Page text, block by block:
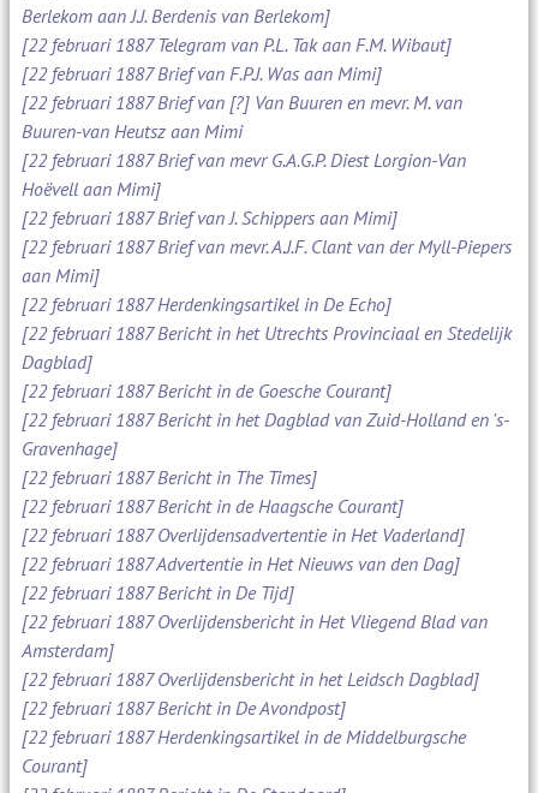
Berlekom aan J.J. Berdenis van Berlekom]
[22 februari 1887 Telegram van P.L. Tak aan F.M. Wibaut]
[22 februari 1887 Brief van F.P.J. Was aan Mimi]
[22 februari 1887 Brief van [?] Van Buuren en mevr. M. van
Buuren-van Heutsz aan Mimi
[22 februari 1887 Brief van mevr G.A.G.P. Diest Lorgion-Van
Hoëvell aan Mimi]
[22 februari 1887 Brief van J. Schippers aan Mimi]
[22 februari 1887 Brief van mevr. A.J.F. Clant van der Myll-Piepers
aan Mimi]
[22 februari 1887 Herdenkingsartikel in De Echo]
[22 februari 1887 Bericht in het Utrechts Provinciaal en Stedelijk
Dagblad]
[22 februari 1887 Bericht in de Goesche Courant]
[22 februari 1887 Bericht in het Dagblad van Zuid-Holland en 's-
Gravenhage]
[22 februari 1887 Bericht in The Times]
[22 februari 1887 Bericht in de Haagsche Courant]
[22 februari 1887 Overlijdensadvertentie in Het Vaderland]
[22 februari 1887 Advertentie in Het Nieuws van den Dag]
[22 februari 1887 Bericht in De Tijd]
[22 februari 1887 Overlijdensbericht in Het Vliegend Blad van
Amsterdam]
[22 februari 1887 Overlijdensbericht in het Leidsch Dagblad]
[22 februari 1887 Bericht in De Avondpost]
[22 februari 1887 Herdenkingsartikel in de Middelburgsche
Courant]